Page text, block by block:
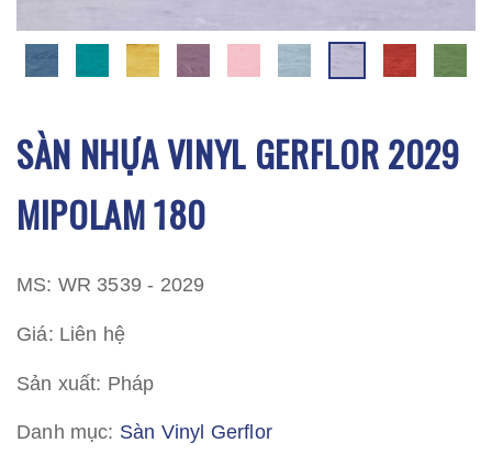
SÀN NHỰA VINYL GERFLOR 2029
MIPOLAM 180
MS: WR 3539 - 2029
Giá: Liên hệ
Sản xuất: Pháp
Danh mục: Sàn Vinyl Gerflor